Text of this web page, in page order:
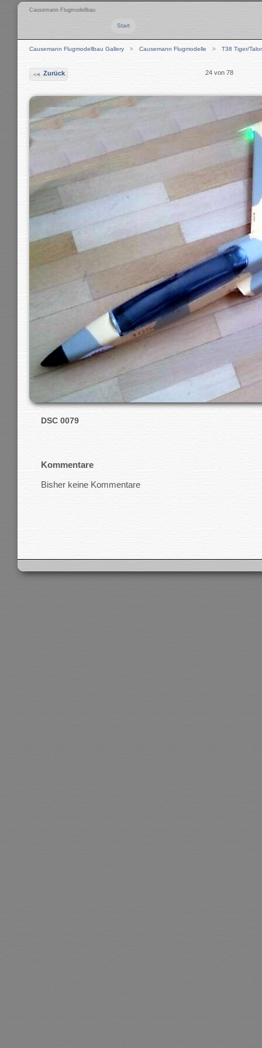
Causemann Flugmodellbau
Start
Causemann Flugmodellbau Gallery Causemann Flugmodelle T38 Tiger/
Zurück 24 von 78
DSC 0079
Kommentare
Bisher keine Kommentare